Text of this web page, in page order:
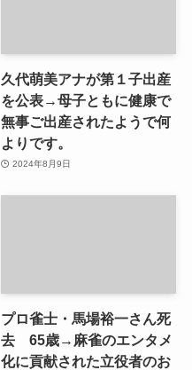
久代萌美アナが第１子出産
を公表→母子ともに健康で
無事ご出産されたようで何
よりです。
2024年8月9日
プロ雀士・馬場裕一さん死
去 65歳→麻雀のエンタメ
化に貢献された立役者のお